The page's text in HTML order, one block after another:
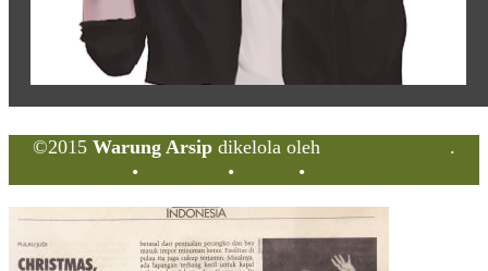
©2015 Warung Arsip dikelola oleh
.
• • •